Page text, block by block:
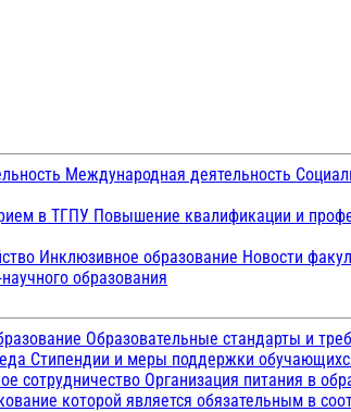
Международная деятельность
в ТГПУ Повышение квалификации и
Инклюзивное образование Новости
образования
Образовательные стандарты и
Стипендии и меры поддержки
сотрудничество Организация питания в
которой является обязательным в